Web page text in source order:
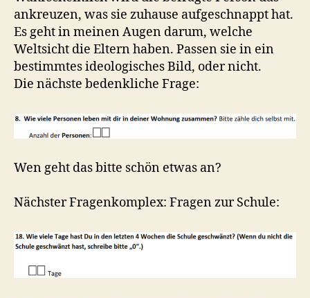
ankreuzen, was sie zuhause aufgeschnappt hat.
Es geht in meinen Augen darum, welche
Weltsicht die Eltern haben. Passen sie in ein
bestimmtes ideologisches Bild, oder nicht.
Die nächste bedenkliche Frage:
Wen geht das bitte schön etwas an?
Nächster Fragenkomplex: Fragen zur Schule: